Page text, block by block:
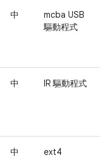
中
mcba USB
驅動程式
中 IR 驅動程式
中 ext4